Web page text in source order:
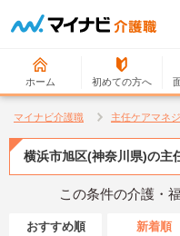
ホーム 初めての方へ
マイナビ介護職 主任ケアマネ
横浜市旭区(神奈川県)の主
この条件の介護・
おすすめ順 新着順